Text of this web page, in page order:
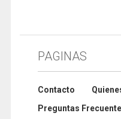
PAGINAS
Contacto
Preguntas